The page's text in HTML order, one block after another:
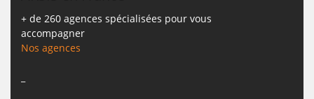
+ de 260 agences spécialisées pour vous
accompagner
Nos agences